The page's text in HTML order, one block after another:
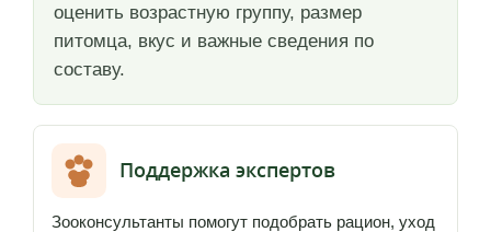
оценить возрастную группу, размер
питомца, вкус и важные сведения по
составу.
Поддержка экспертов
Зооконсультанты помогут подобрать рацион, уход